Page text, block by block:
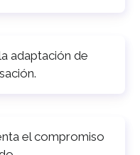
adaptación de
el compromiso